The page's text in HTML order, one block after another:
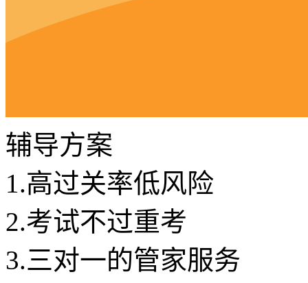
辅导方案
1.高过关率低风险
2.考试不过重考
3.三对一的管家服务